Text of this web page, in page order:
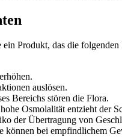
Produkt, das die
auslösen.
Bereichs stören die Flora.
Osmolalität entzieht der
der Übertragung von
können bei empfindlichem